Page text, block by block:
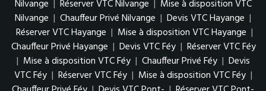
Nilvange | Réserver VTC Nilvange | Mise à disposition VTC
Nilvange | Chauffeur Privé Nilvange | Devis VTC Hayange |
Réserver VTC Hayange | Mise à disposition VTC Hayange |
Chauffeur Privé Hayange | Devis VTC Féy | Réserver VTC Féy
| Mise à disposition VTC Féy | Chauffeur Privé Féy | Devis
VTC Féy | Réserver VTC Féy | Mise à disposition VTC Féy |